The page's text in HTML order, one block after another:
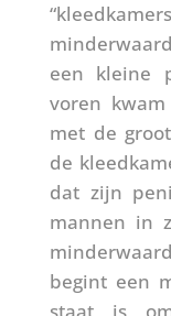
een kleine
voren
met de
de
dat zijn
mannen in
begint een